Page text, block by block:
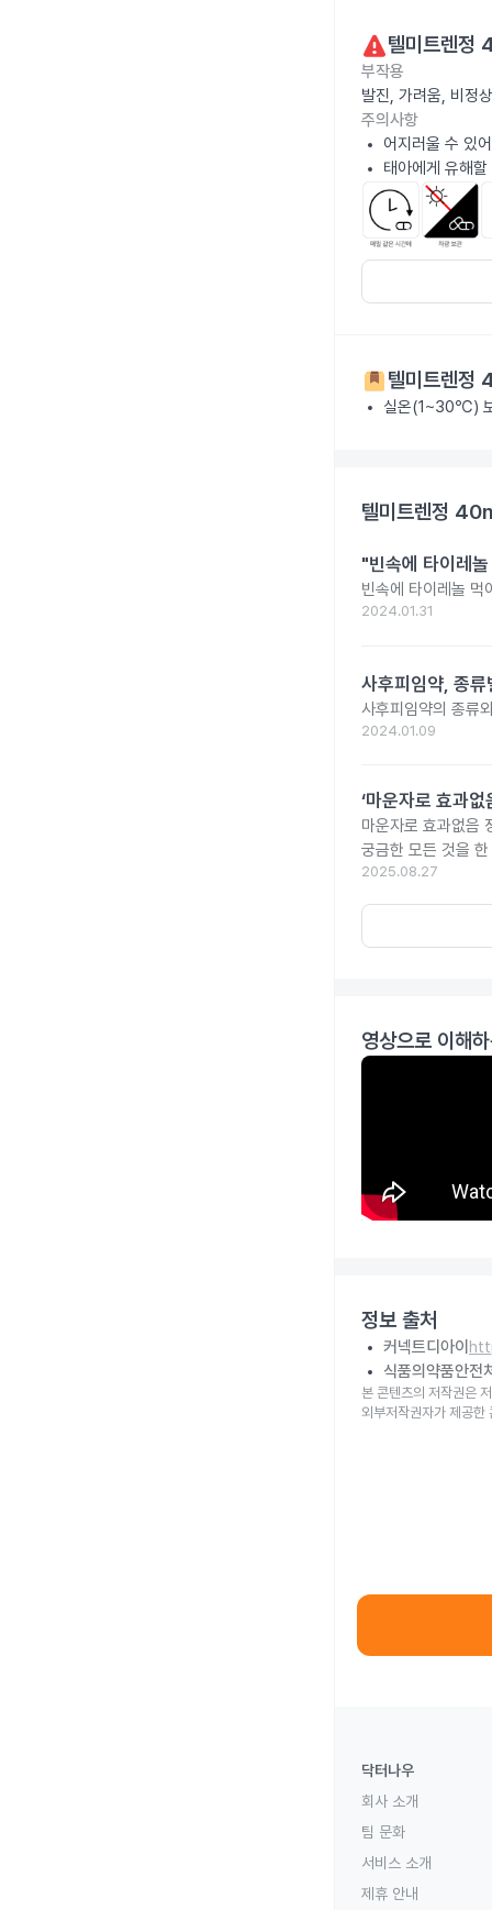
텔미트렌정
부작용
발진, 가려움, 비정
주의사항
어지러울 수 있
태아에게 유해
텔미트렌정
실온(1~30℃)
텔미트렌정
"빈속에 타이레
빈속에 타이레놀 먹
2024.01.31
사후피임약, 종
사후피임약의 종류
2024.01.09
‘마운자로 효과
마운자로 효과없음
궁금한 모든 것을
2025.08.27
영상으로 이해
정보 출처
커넥트디아이
식품의약품안전
본 콘텐츠의 저작권은
외부저작권자가 제공한
닥터나우
회사 소개
팀 문화
서비스 소개
제휴 안내